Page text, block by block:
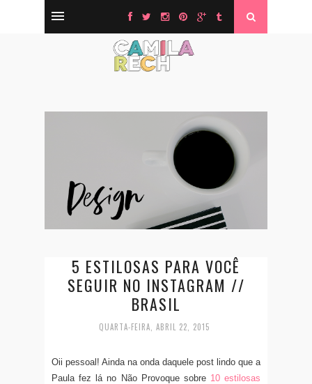
5 ESTILOSAS PARA VOCÊ
SEGUIR NO INSTAGRAM //
BRASIL
QUARTA-FEIRA, ABRIL 22, 2015
Oii pessoal! Ainda na onda daquele post lindo que a
Paula fez lá no Não Provoque sobre 10 estilosas